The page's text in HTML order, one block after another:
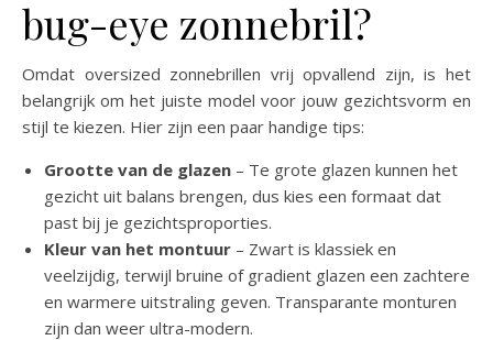
bug-eye zonnebril?
Omdat oversized zonnebrillen vrij opvallend zijn, is het
belangrijk om het juiste model voor jouw gezichtsvorm en
stijl te kiezen. Hier zijn een paar handige tips:
Grootte van de glazen – Te grote glazen kunnen het
gezicht uit balans brengen, dus kies een formaat dat
past bij je gezichtsproporties.
Kleur van het montuur – Zwart is klassiek en
veelzijdig, terwijl bruine of gradient glazen een zachtere
en warmere uitstraling geven. Transparante monturen
zijn dan weer ultra-modern.